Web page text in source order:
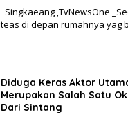
Singkaeang ,TvNewsOne
teas di depan rumahnya yag
Diduga Keras Aktor
Merupakan Salah Satu
Dari Sintang